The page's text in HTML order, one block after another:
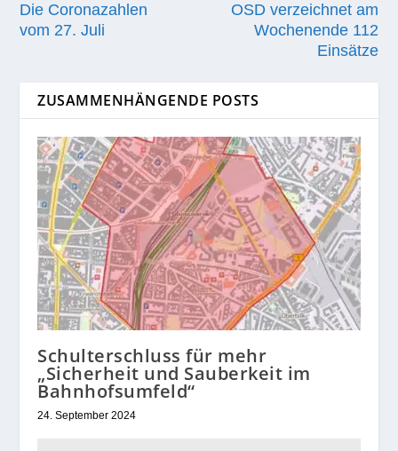
Die Coronazahlen
vom 27. Juli
OSD verzeichnet am
Wochenende 112
Einsätze
ZUSAMMENHÄNGENDE POSTS
Schulterschluss für mehr
„Sicherheit und Sauberkeit im
Bahnhofsumfeld“
24. September 2024